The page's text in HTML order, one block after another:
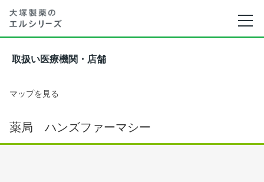
取扱い医療機関・店舗
マップを見る
薬局 ハンズファーマシー